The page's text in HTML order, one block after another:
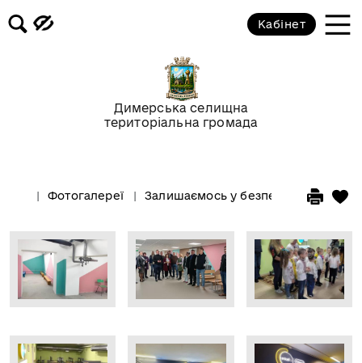
Димерська селищна
територіальна громада
Кабінет
Фотогалереї Залишаємось у безпеці